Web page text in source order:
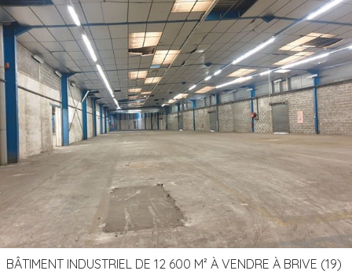
BÂTIMENT INDUSTRIEL DE 12 600 M² À VENDRE À BRIVE (19)